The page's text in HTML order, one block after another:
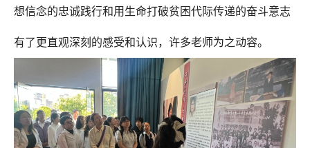
想信念的忠诚践行和用生命打破贫困代际传递的奋斗意志
有了更直观深刻的感受和认识，许多老师为之动容。